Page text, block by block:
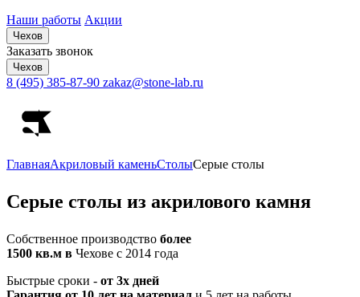
Наши работы Акции
Чехов
Заказать звонок
Чехов
8 (495) 385-87-90 zakaz@stone-lab.ru
ГлавнаяАкриловый каменьСтолыСерые столы
Серые столы из акрилового камня
Собственное производство более
1500 кв.м в Чехове с 2014 года
Быстрые сроки - от 3х дней